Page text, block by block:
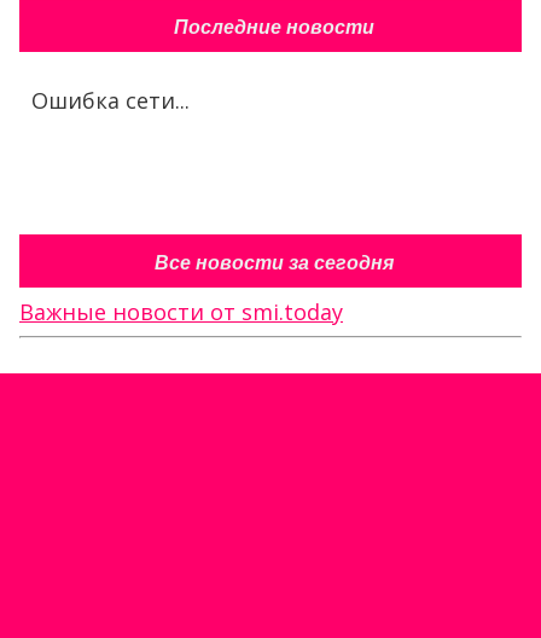
Последние новости
Ошибка сети...
Все новости за сегодня
Важные новости от smi.today